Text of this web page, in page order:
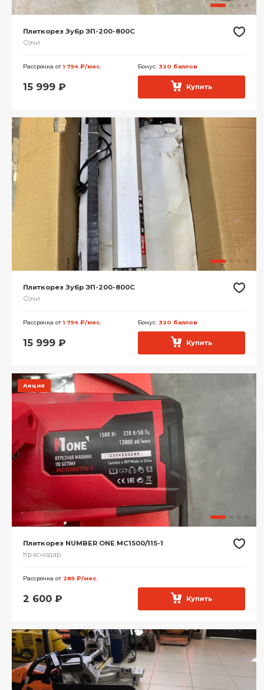
Плиткорез Зубр ЭП-200-800С
Сочи
Рассрочка от1 754 ₽/мес. Бонус: 320 баллов
15 999 ₽ Купить
Плиткорез Зубр ЭП-200-800С
Сочи
Рассрочка от1 754 ₽/мес. Бонус: 320 баллов
15 999 ₽ Купить
Акция
Плиткорез NUMBER ONE MC1500/115-1
Краснодар
Рассрочка от 285 ₽/мес.
2 600 ₽ Купить